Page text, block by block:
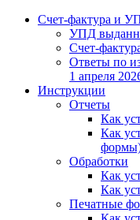
Счет-фактура и
УПД
Счет-
Ответы по
1 апреля
Инструкции
Отчеты
Как
Как
Обработки
Как
Как
Печатные